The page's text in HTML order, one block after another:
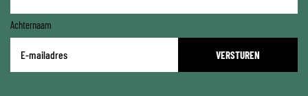
Achternaam
mailadres